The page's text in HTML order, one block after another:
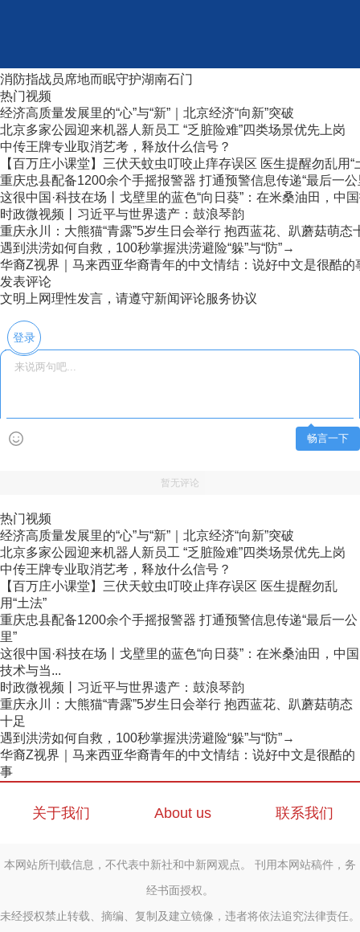
消防指战员席地而眠守护湖南石门
热门视频
经济高质量发展里的“心”与“新”｜北京经济“向新”突破
北京多家公园迎来机器人新员工 “乏脏险难”四类场景优先上岗
中传王牌专业取消艺考，释放什么信号？
【百万庄小课堂】三伏天蚊虫叮咬止痒存误区 医生提醒勿乱用“
重庆忠县配备1200余个手摇报警器 打通预警信息传递“最后一公
这很中国·科技在场丨戈壁里的蓝色“向日葵”：在米桑油田，中
时政微视频丨习近平与世界遗产：鼓浪琴韵
重庆永川：大熊猫“青露”5岁生日会举行 抱西蓝花、趴蘑菇萌态
遇到洪涝如何自救，100秒掌握洪涝避险“躲”与“防”→
华裔Z视界｜马来西亚华裔青年的中文情结：说好中文是很酷的
发表评论
文明上网理性发言，请遵守新闻评论服务协议
登录
畅言一下
暂无评论
热门视频
经济高质量发展里的“心”与“新”｜北京经济“向新”突破
北京多家公园迎来机器人新员工 “乏脏险难”四类场景优先上岗
中传王牌专业取消艺考，释放什么信号？
【百万庄小课堂】三伏天蚊虫叮咬止痒存误区 医生提醒勿乱
用“土法”
重庆忠县配备1200余个手摇报警器 打通预警信息传递“最后一公
里”
这很中国·科技在场丨戈壁里的蓝色“向日葵”：在米桑油田，中国
技术与当...
时政微视频丨习近平与世界遗产：鼓浪琴韵
重庆永川：大熊猫“青露”5岁生日会举行 抱西蓝花、趴蘑菇萌态
十足
遇到洪涝如何自救，100秒掌握洪涝避险“躲”与“防”→
华裔Z视界｜马来西亚华裔青年的中文情结：说好中文是很酷的
事
关于我们 About us 联系我们
本网站所刊载信息，不代表中新社和中新网观点。 刊用本网站稿件，务
经书面授权。
未经授权禁止转载、摘编、复制及建立镜像，违者将依法追究法律责任。